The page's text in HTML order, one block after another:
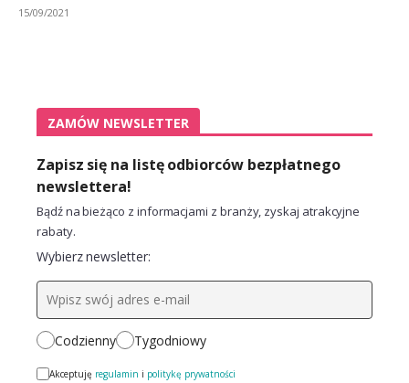
15/09/2021
ZAMÓW NEWSLETTER
Zapisz się na listę odbiorców bezpłatnego
newslettera!
Bądź na bieżąco z informacjami z branży, zyskaj atrakcyjne
rabaty.
Wybierz newsletter:
Codzienny Tygodniowy
Akceptuję regulamin i politykę prywatności